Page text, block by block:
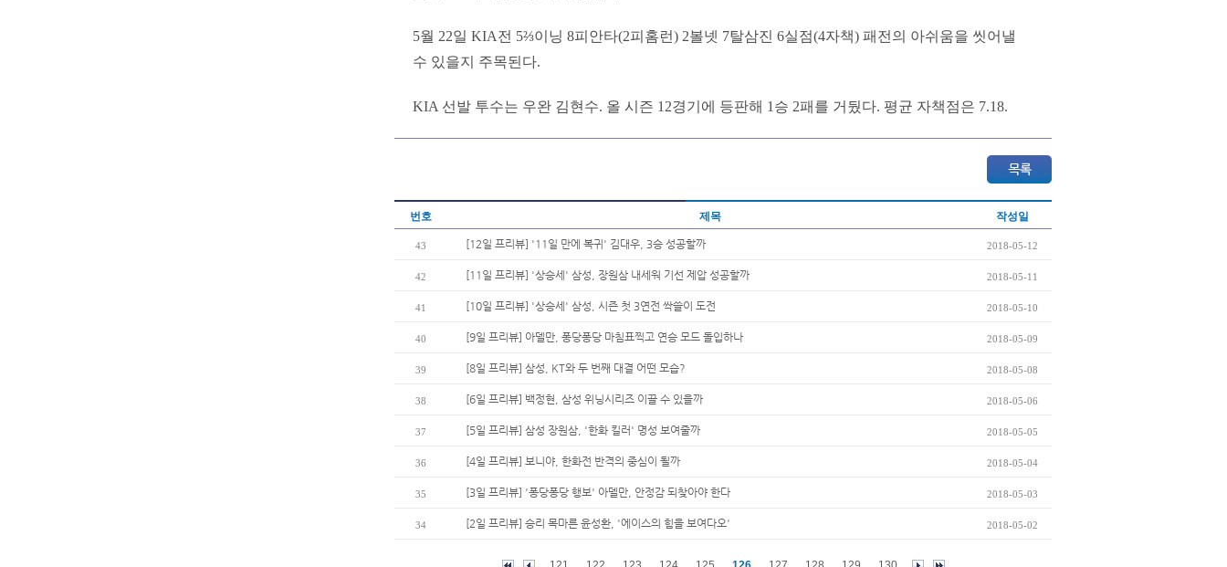
5월 22일 KIA전 5⅔이닝 8피안타(2피홈런) 2볼넷 7탈삼진 6실점(4자책) 패전의 아쉬움을 씻어낼
수 있을지 주목된다.
KIA 선발 투수는 우완 김현수. 올 시즌 12경기에 등판해 1승 2패를 거뒀다. 평균 자책점은 7.18.
번호 제목 작성일
43 [12일 프리뷰] '11일 만에 복귀' 김대우, 3승 성공할까 2018-05-12
42 [11일 프리뷰] '상승세' 삼성, 장원삼 내세워 기선 제압 성공할까 2018-05-11
41 [10일 프리뷰] '상승세' 삼성, 시즌 첫 3연전 싹쓸이 도전 2018-05-10
40 [9일 프리뷰] 아델만, 퐁당퐁당 마침표찍고 연승 모드 돌입하나 2018-05-09
39 [8일 프리뷰] 삼성, KT와 두 번째 대결 어떤 모습? 2018-05-08
38 [6일 프리뷰] 백정현, 삼성 위닝시리즈 이끌 수 있을까 2018-05-06
37 [5일 프리뷰] 삼성 장원삼, '한화 킬러' 명성 보여줄까 2018-05-05
36 [4일 프리뷰] 보니야, 한화전 반격의 중심이 될까 2018-05-04
35 [3일 프리뷰] '퐁당퐁당 행보' 아델만, 안정감 되찾아야 한다 2018-05-03
34 [2일 프리뷰] 승리 목마른 윤성환, '에이스의 힘을 보여다오' 2018-05-02